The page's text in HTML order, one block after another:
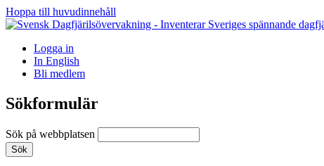
Hoppa till huvudinnehåll
Logga in
In English
Bli medlem
Sökformulär
Sök på webbplatsen